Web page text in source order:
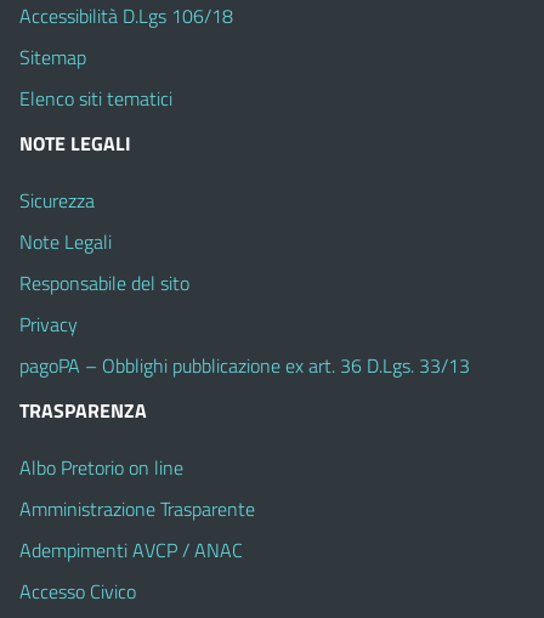
Accessibilità D.Lgs 106/18
Sitemap
Elenco siti tematici
NOTE LEGALI
Sicurezza
Note Legali
Responsabile del sito
Privacy
pagoPA – Obblighi pubblicazione ex art. 36 D.Lgs. 33/13
TRASPARENZA
Albo Pretorio on line
Amministrazione Trasparente
Adempimenti AVCP / ANAC
Accesso Civico